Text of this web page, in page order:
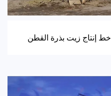
خط إنتاج زيت بذرة القطن